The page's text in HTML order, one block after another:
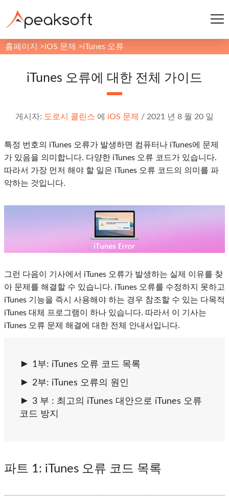
홈페이지 >iOS 문제 >iTunes 오류
iTunes 오류에 대한 전체 가이드
게시자: 도로시 콜린스 에 iOS 문제 / 2021 년 8 월 20 일
특정 번호의 iTunes 오류가 발생하면 컴퓨터나 iTunes에 문제
가 있음을 의미합니다. 다양한 iTunes 오류 코드가 있습니다.
따라서 가장 먼저 해야 할 일은 iTunes 오류 코드의 의미를 파
악하는 것입니다.
그런 다음이 기사에서 iTunes 오류가 발생하는 실제 이유를 찾
아 문제를 해결할 수 있습니다. iTunes 오류를 수정하지 못하고
iTunes 기능을 즉시 사용해야 하는 경우 참조할 수 있는 다목적
iTunes 대체 프로그램이 하나 있습니다. 따라서 이 기사는
iTunes 오류 문제 해결에 대한 전체 안내서입니다.
1부: iTunes 오류 코드 목록
2부: iTunes 오류의 원인
3 부 : 최고의 iTunes 대안으로 iTunes 오류
코드 방지
파트 1: iTunes 오류 코드 목록